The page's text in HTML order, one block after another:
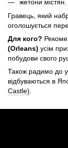
жетони містян.
Гравець, який
оголошується
Для кого?
(Orleans) усім
побудови свого
Також радимо до
відбуваються в
Castle).